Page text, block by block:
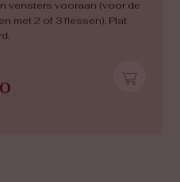
vensters vooraan (voor de
met 2 of 3 flessen). Plat